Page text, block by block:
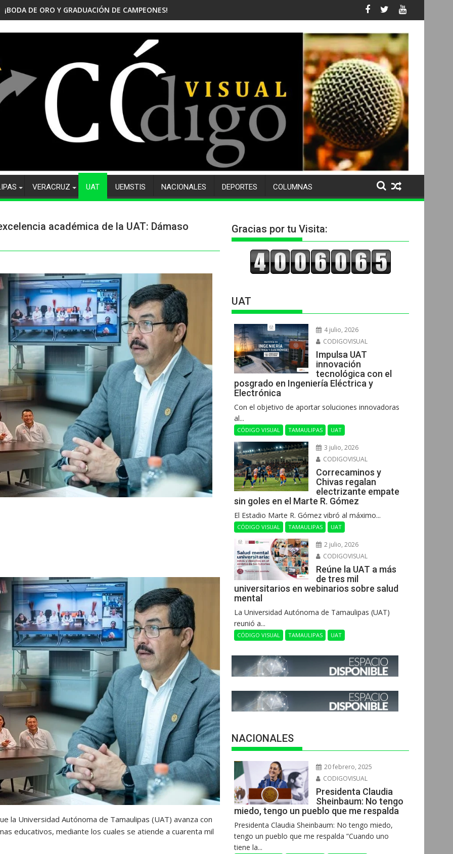
¡BODA DE ORO Y GRADUACIÓN DE CAMPEONES! CELEBRA EL CBTis No. 105 SU 50 ANIVERSARIO Y DESPIDE A MÁS DE 500
VERACRUZ UAT UEMSTIS NACIONALES DEPORTES COLUMNAS
académica de la UAT: Dámaso
la Universidad Autónoma de Tamaulipas (UAT) avanza con
educativos, mediante los cuales se atiende a cuarenta mil
Gracias por tu Visita:
UAT
4 julio, 2026
CODIGOVISUAL
Impulsa UAT
innovación
tecnológica con el
posgrado en Ingeniería Eléctrica y
Electrónica
Con el objetivo de aportar soluciones innovadoras
al...
CÓDIGO VISUAL TAMAULIPAS UAT
3 julio, 2026
CODIGOVISUAL
Correcaminos y
Chivas regalan
electrizante empate
sin goles en el Marte R. Gómez
El Estadio Marte R. Gómez vibró al máximo...
CÓDIGO VISUAL TAMAULIPAS UAT
2 julio, 2026
CODIGOVISUAL
Reúne la UAT a más
de tres mil
universitarios en webinarios sobre salud
mental
La Universidad Autónoma de Tamaulipas (UAT)
reunió a...
CÓDIGO VISUAL TAMAULIPAS UAT
NACIONALES
20 febrero, 2025
CODIGOVISUAL
Presidenta Claudia
Sheinbaum: No tengo
miedo, tengo un pueblo que me respalda
Presidenta Claudia Sheinbaum: No tengo miedo,
tengo un pueblo que me respalda ”Cuando uno
tiene la...